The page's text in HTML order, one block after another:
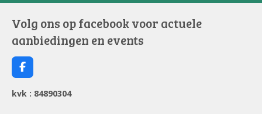
Volg ons op facebook voor actuele
aanbiedingen en events
F
a
c
e
kvk : 84890304